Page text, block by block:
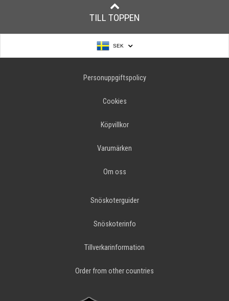
TILL TOPPEN
SEK
Personuppgiftspolicy
Cookies
Köpvillkor
Varumärken
Om oss
Snöskoterguider
Snöskoterinfo
Tillverkarinformation
Order from other countries